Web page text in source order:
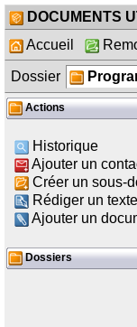
DOCUMENTS
Accueil
Dossier
Actions
Historique
Ajouter un
Créer un sous-
Rédiger un texte
Ajouter un
Dossiers